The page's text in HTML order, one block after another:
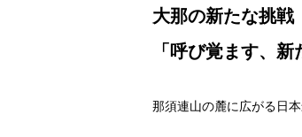
大那の新たな挑戦
「呼び覚ます、新
那須連山の麓に広がる日